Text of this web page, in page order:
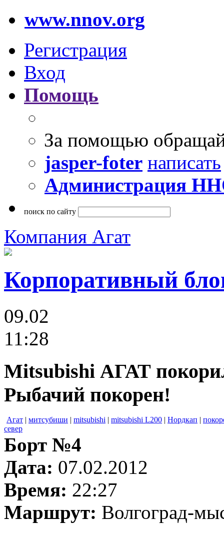
www.nnov.org
Регистрация
Вход
Помощь
За помощью
jasper-foter написать
Администрация
поиск по сайту
Компания Агат
Корпоративный
09.02
11:28
Mitsubishi АГАТ
Рыбачий покорен!
Агат | митсубиши | mitsubishi | mitsubishi L200 | Нордкап |
север
Борт №4
Дата: 07.02.2012
Время: 22:27
Маршрут: Волгоград-